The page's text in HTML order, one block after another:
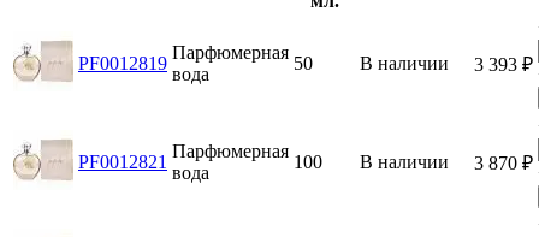
PF0012819
Парфюмерная
вода
50 В наличии 3 393 ₽
PF0012821
Парфюмерная
вода
100 В наличии 3 870 ₽